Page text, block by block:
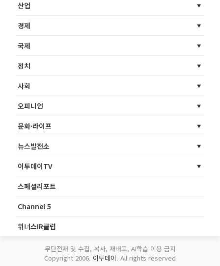
산업
경제
국제
정치
사회
오피니언
문화·라이프
뉴스발전소
이투데이TV
스페셜리포트
Channel 5
위너스IR클럽
무단전재 및 수집, 복사, 재배포, AI학습 이용 금지
Copyright 2006. 이투데이. All rights reserved